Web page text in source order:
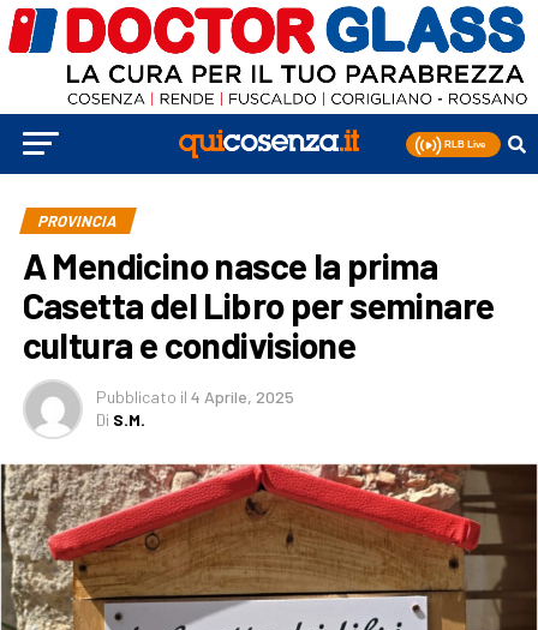
PROVINCIA
A Mendicino nasce la prima
Casetta del Libro per seminare
cultura e condivisione
Pubblicato il 4 Aprile, 2025
Di S.M.